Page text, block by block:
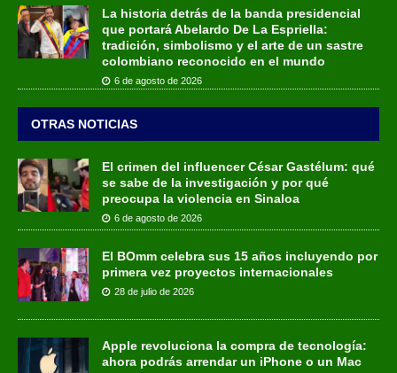
La historia detrás de la banda presidencial
que portará Abelardo De La Espriella:
tradición, simbolismo y el arte de un sastre
colombiano reconocido en el mundo
6 de agosto de 2026
OTRAS NOTICIAS
El crimen del influencer César Gastélum: qué
se sabe de la investigación y por qué
preocupa la violencia en Sinaloa
6 de agosto de 2026
El BOmm celebra sus 15 años incluyendo por
primera vez proyectos internacionales
28 de julio de 2026
Apple revoluciona la compra de tecnología:
ahora podrás arrendar un iPhone o un Mac